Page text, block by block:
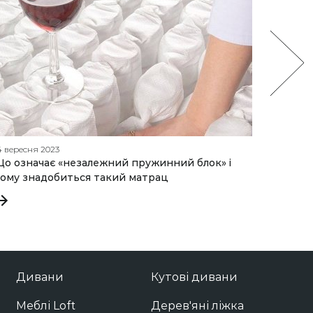
вересня 2023
означає «незалежний пружинний блок» і
знадобиться такий матрац
Дивани Кутові дивани
Меблі Loft Дерев'яні ліжка